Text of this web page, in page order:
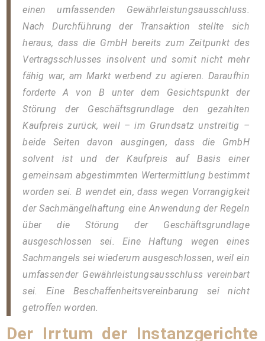
einen umfassenden Gewährleistungsausschluss.
Nach Durchführung der Transaktion stellte sich
heraus, dass die GmbH bereits zum Zeitpunkt des
Vertragsschlusses insolvent und somit nicht mehr
fähig war, am Markt werbend zu agieren. Daraufhin
forderte A von B unter dem Gesichtspunkt der
Störung der Geschäftsgrundlage den gezahlten
Kaufpreis zurück, weil – im Grundsatz unstreitig –
beide Seiten davon ausgingen, dass die GmbH
solvent ist und der Kaufpreis auf Basis einer
gemeinsam abgestimmten Wertermittlung bestimmt
worden sei. B wendet ein, dass wegen Vorrangigkeit
der Sachmängelhaftung eine Anwendung der Regeln
über die Störung der Geschäftsgrundlage
ausgeschlossen sei. Eine Haftung wegen eines
Sachmangels sei wiederum ausgeschlossen, weil ein
umfassender Gewährleistungsausschluss vereinbart
sei. Eine Beschaffenheitsvereinbarung sei nicht
getroffen worden.
Der Irrtum der Instanzgerichte